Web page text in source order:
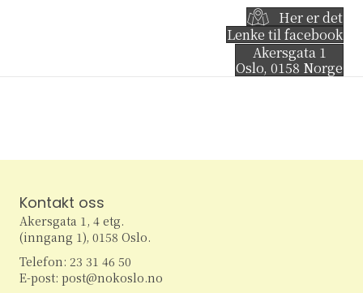
Her er det
Lenke til facebook
Akersgata 1
Oslo, 0158 Norge
Kontakt oss
Akersgata 1, 4 etg.
(inngang 1), 0158 Oslo.
Telefon: 23 31 46 50
E-post: post@nokoslo.no